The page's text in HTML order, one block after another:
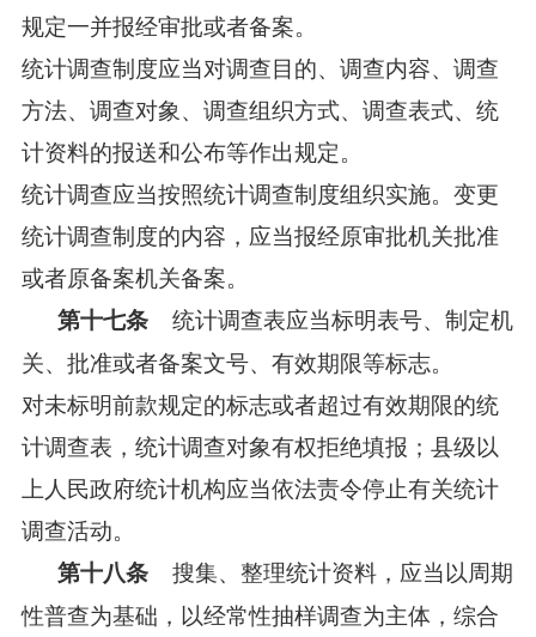
规定一并报经审批或者备案。
统计调查制度应当对调查目的、调查内容、调查
方法、调查对象、调查组织方式、调查表式、统
计资料的报送和公布等作出规定。
统计调查应当按照统计调查制度组织实施。变更
统计调查制度的内容，应当报经原审批机关批准
或者原备案机关备案。
第十七条统计调查表应当标明表号、制定机
关、批准或者备案文号、有效期限等标志。
对未标明前款规定的标志或者超过有效期限的统
计调查表，统计调查对象有权拒绝填报；县级以
上人民政府统计机构应当依法责令停止有关统计
调查活动。
第十八条搜集、整理统计资料，应当以周期
性普查为基础，以经常性抽样调查为主体，综合